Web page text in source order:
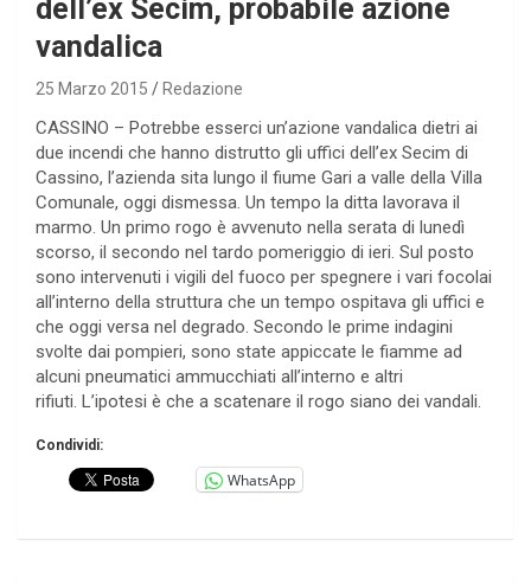
dell’ex Secim, probabile azione
vandalica
25 Marzo 2015 Redazione
CASSINO – Potrebbe esserci un’azione vandalica dietri ai
due incendi che hanno distrutto gli uffici dell’ex Secim di
Cassino, l’azienda sita lungo il fiume Gari a valle della Villa
Comunale, oggi dismessa. Un tempo la ditta lavorava il
marmo. Un primo rogo è avvenuto nella serata di lunedì
scorso, il secondo nel tardo pomeriggio di ieri. Sul posto
sono intervenuti i vigili del fuoco per spegnere i vari focolai
all’interno della struttura che un tempo ospitava gli uffici e
che oggi versa nel degrado. Secondo le prime indagini
svolte dai pompieri, sono state appiccate le fiamme ad
alcuni pneumatici ammucchiati all’interno e altri
rifiuti. L’ipotesi è che a scatenare il rogo siano dei vandali.
Condividi:
WhatsApp